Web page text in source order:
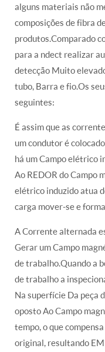
alguns materiais não
composições de fibra
produtos.Comparado
para a ndect realizar
detecção Muito
tubo, Barra e fio.Os
seguintes:
É assim que as
um condutor é
há um Campo elétrico
Ao REDOR do Campo
elétrico induzido atua
carga mover-se e
A Corrente alternada
Gerar um Campo
de trabalho.Quando a
de trabalho a
Na superfície Da peça
oposto Ao Campo
tempo, o que
original, resultando